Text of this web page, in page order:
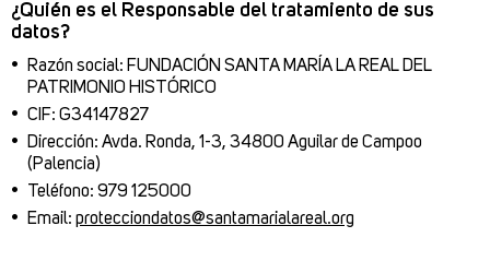
¿Quién es el Responsable del tratamiento de sus
datos?
Razón social: FUNDACIÓN SANTA MARÍA LA REAL DEL
PATRIMONIO HISTÓRICO
CIF: G34147827
Dirección: Avda. Ronda, 1-3, 34800 Aguilar de Campoo
(Palencia)
Teléfono: 979 125000
Email: protecciondatos@santamarialareal.org